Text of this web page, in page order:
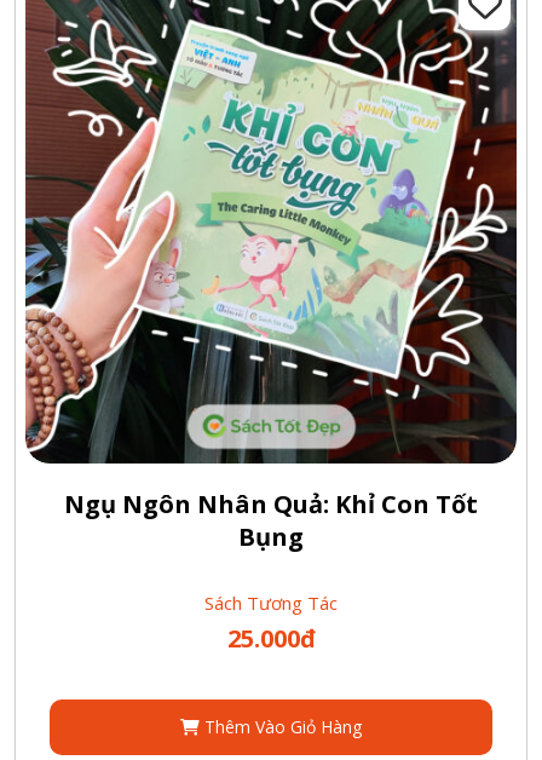
Ngụ Ngôn Nhân Quả: Khỉ Con Tốt
Bụng
Sách Tương Tác
25.000đ
Thêm Vào Giỏ Hàng